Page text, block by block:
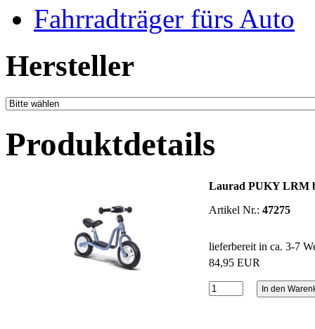
Fahrradträger fürs Auto
Hersteller
Produktdetails
Laurad PUKY LRM
Artikel Nr.: 47275
lieferbereit in ca. 3-7
84,95 EUR